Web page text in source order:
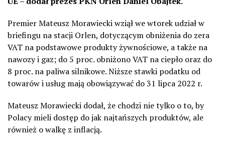
Premier Mateusz Morawiecki wziął we wtorek udział w
briefingu na stacji Orlen, dotyczącym obniżenia do zera
VAT na podstawowe produkty żywnościowe, a także na
nawozy i gaz; do 5 proc. obniżono VAT na ciepło oraz do
8 proc. na paliwa silnikowe. Niższe stawki podatku od
towarów i usług mają obowiązywać do 31 lipca 2022 r.
Mateusz Morawiecki dodał, że chodzi nie tylko o to, by
Polacy mieli dostęp do jak najtańszych produktów, ale
również o walkę z inflacją.